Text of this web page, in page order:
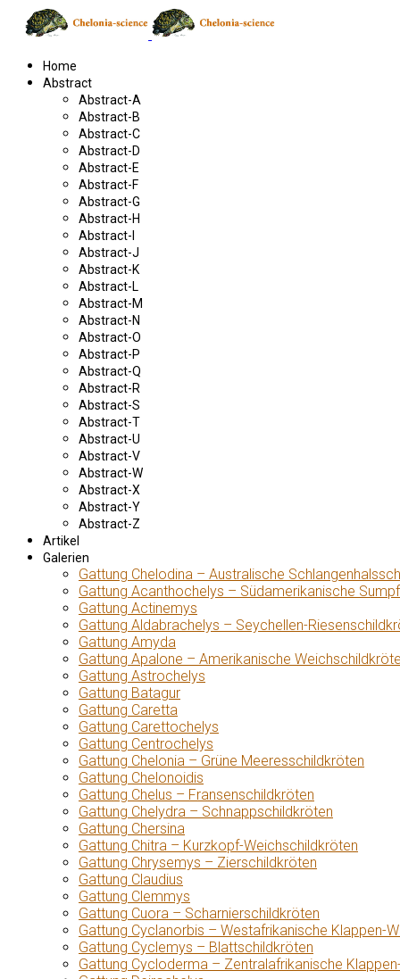
Home
Abstract
Abstract-A
Abstract-B
Abstract-C
Abstract-D
Abstract-E
Abstract-F
Abstract-G
Abstract-H
Abstract-I
Abstract-J
Abstract-K
Abstract-L
Abstract-M
Abstract-N
Abstract-O
Abstract-P
Abstract-Q
Abstract-R
Abstract-S
Abstract-T
Abstract-U
Abstract-V
Abstract-W
Abstract-X
Abstract-Y
Abstract-Z
Artikel
Galerien
Gattung Chelodina – Australische
Gattung Acanthochelys – Südamerikanische
Gattung Actinemys
Gattung Aldabrachelys – Seychellen-
Gattung Amyda
Gattung Apalone – Amerikanische
Gattung Astrochelys
Gattung Batagur
Gattung Caretta
Gattung Carettochelys
Gattung Centrochelys
Gattung Chelonia – Grüne Meeresschildkröten
Gattung Chelonoidis
Gattung Chelus – Fransenschildkröten
Gattung Chelydra – Schnappschildkröten
Gattung Chersina
Gattung Chitra – Kurzkopf-Weichschildkröten
Gattung Chrysemys – Zierschildkröten
Gattung Claudius
Gattung Clemmys
Gattung Cuora – Scharnierschildkröten
Gattung Cyclanorbis – Westafrikanische Klappen-
Gattung Cyclemys – Blattschildkröten
Gattung Cycloderma – Zentralafrikanische